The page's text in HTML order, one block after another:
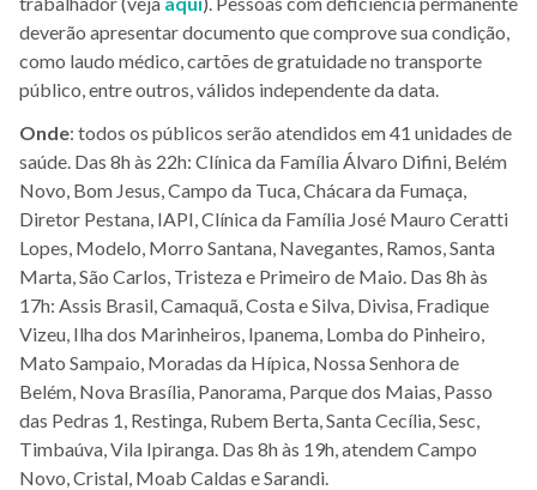
deverão apresentar documento que comprove sua condição,
como laudo médico, cartões de gratuidade no transporte
público, entre outros, válidos independente da data.
Onde: todos os públicos serão atendidos em 41 unidades de
saúde. Das 8h às 22h: Clínica da Família Álvaro Difini, Belém
Novo, Bom Jesus, Campo da Tuca, Chácara da Fumaça,
Diretor Pestana, IAPI, Clínica da Família José Mauro Ceratti
Lopes, Modelo, Morro Santana, Navegantes, Ramos, Santa
Marta, São Carlos, Tristeza e Primeiro de Maio. Das 8h às
17h: Assis Brasil, Camaquã, Costa e Silva, Divisa, Fradique
Vizeu, Ilha dos Marinheiros, Ipanema, Lomba do Pinheiro,
Mato Sampaio, Moradas da Hípica, Nossa Senhora de
Belém, Nova Brasília, Panorama, Parque dos Maias, Passo
das Pedras 1, Restinga, Rubem Berta, Santa Cecília, Sesc,
Timbaúva, Vila Ipiranga. Das 8h às 19h, atendem Campo
Novo, Cristal, Moab Caldas e Sarandi.